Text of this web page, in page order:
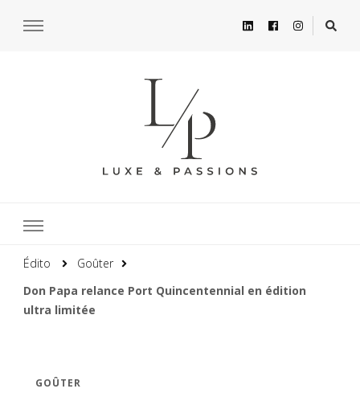
Édito
Goûter
Don Papa relance Port Quincentennial en édition
ultra limitée
GOÛTER